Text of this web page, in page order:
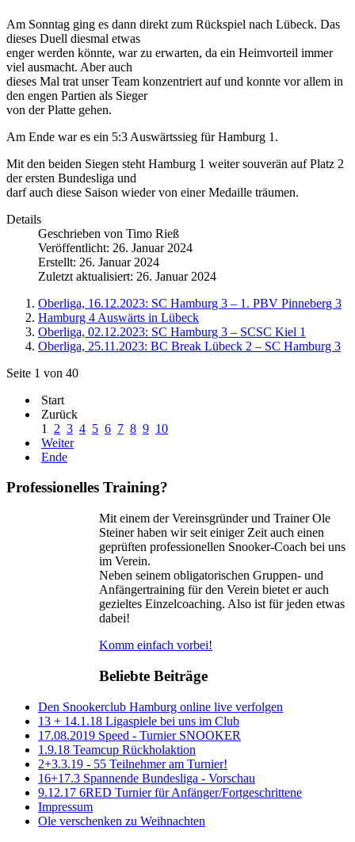
Am Sonntag ging es dann direkt zum Rückspiel nach Lübeck. Das
dieses Duell diesmal etwas
enger werden könnte, war zu erwarten, da ein Heimvorteil immer
viel ausmacht. Aber auch
dieses Mal trat unser Team konzentriert auf und konnte vor allem in
den engen Partien als Sieger
von der Platte gehen.
Am Ende war es ein 5:3 Auswärtssieg für Hamburg 1.
Mit den beiden Siegen steht Hamburg 1 weiter souverän auf Platz 2
der ersten Bundesliga und
darf auch diese Saison wieder von einer Medaille träumen.
Details
Geschrieben von Timo Rieß
Veröffentlicht: 26. Januar 2024
Erstellt: 26. Januar 2024
Zuletzt aktualisiert: 26. Januar 2024
Oberliga, 16.12.2023: SC Hamburg 3 – 1. PBV Pinneberg 3
Hamburg 4 Auswärts in Lübeck
Oberliga, 02.12.2023: SC Hamburg 3 – SCSC Kiel 1
Oberliga, 25.11.2023: BC Break Lübeck 2 – SC Hamburg 3
Seite 1 von 40
Start
Zurück
1
2 3 4 5 6 7 8 9 10
Weiter
Ende
Professionelles Training?
Mit einem der Vereinsgründer und Trainer Ole
Steiner haben wir seit einiger Zeit auch einen
geprüften professionellen Snooker-Coach bei uns
im Verein.
Neben seinem obligatorischen Gruppen- und
Anfängertraining für den Verein bietet er auch
gezieltes Einzelcoaching. Also ist für jeden etwas
dabei!
Komm einfach vorbei!
Beliebte Beiträge
Den Snookerclub Hamburg online live verfolgen
13 + 14.1.18 Ligaspiele bei uns im Club
17.08.2019 Speed - Turnier SNOOKER
1.9.18 Teamcup Rückholaktion
2+3.3.19 - 55 Teilnehmer am Turnier!
16+17.3 Spannende Bundesliga - Vorschau
9.12.17 6RED Turnier für Anfänger/Fortgeschrittene
Impressum
Ole verschenken zu Weihnachten